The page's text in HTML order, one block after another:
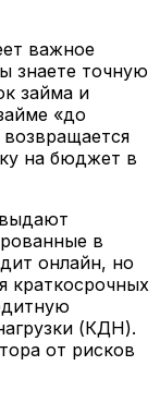
важное
знаете точную
займа и
«до
на бюджет в
в
онлайн, но
краткосрочных
(КДН).
от рисков